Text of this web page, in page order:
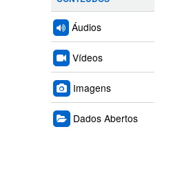
Áudios
Vídeos
Imagens
Dados Abertos